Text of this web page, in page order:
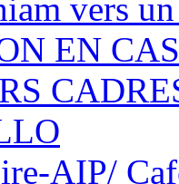
vers
EN
AIP/